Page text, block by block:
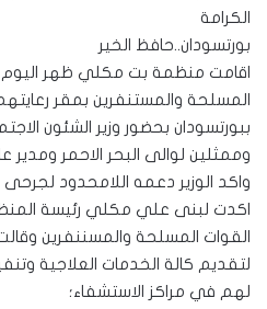
الكرامة
بورتسودان..حافظ الخير
اقامت منظمة بت مكلي ظهر اليوم
المسلحة والمستنفرين بمقر
ببورتسودان بحضور وزير الشئون
وممثلين لوالى البحر الاحمر ومدير
واكد الوزير دعمه اللامحدود
اكدت لبنى علي مكلي رئيسة
القوات المسلحة والمسننفرين
لتقديم كالة الخدمات العلاجية
لهم في مراكز الاستشفاء؛